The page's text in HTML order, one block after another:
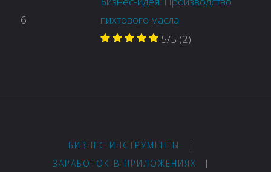
6
пихтового масла
5/5 (2)
БИЗНЕС ИНСТРУМЕНТЫ
|
ЗАРАБОТОК В ПРИЛОЖЕНИЯХ
|